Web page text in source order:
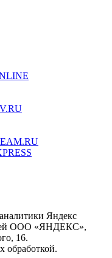
Яндекс
ООО «ЯНДЕКС»,
16.
обработкой.